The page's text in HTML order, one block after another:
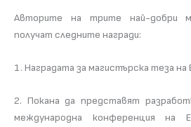
Авторите на трите най-добри
получат следните награди:
1. Наградата за магистърска теза
2. Покана да представят
международна конференция на